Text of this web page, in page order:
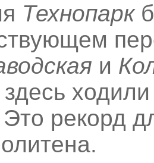
Технопарк
и
Это рекорд